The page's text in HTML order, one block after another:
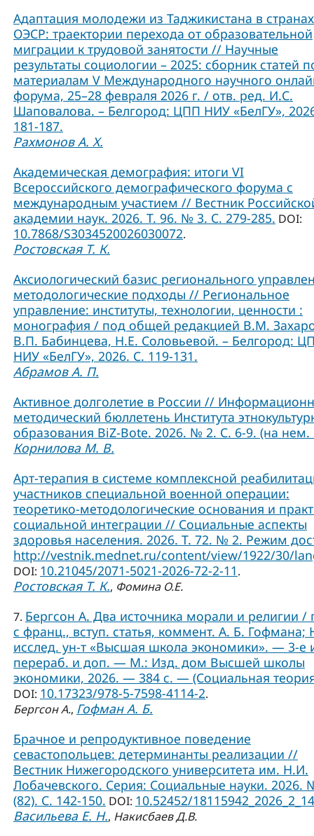
Адаптация молодежи из Таджикистана в странах
ОЭСР: траектории перехода от образовательной
миграции к трудовой занятости // Научные
результаты социологии – 2025: сборник статей
материалам V Международного научного
форума, 25–28 февраля 2026 г. / отв. ред. И.С.
Шаповалова. – Белгород: ЦПП НИУ «БелГУ»,
181-187.
Рахмонов А. Х.
Академическая демография: итоги VI
Всероссийского демографического форума с
международным участием // Вестник
академии наук. 2026. Т. 96. № 3. С. 279-285. DOI:
10.7868/S3034520026030072.
Ростовская Т. К.
Аксиологический базис регионального
методологические подходы // Региональное
управление: институты, технологии, ценности :
монография / под общей редакцией В.М.
В.П. Бабинцева, Н.Е. Соловьевой. – Белгород:
НИУ «БелГУ», 2026. С. 119-131.
Абрамов А. П.
Активное долголетие в России //
методический бюллетень Института
образования BiZ-Bote. 2026. № 2. С. 6-9. (на нем.
Корнилова М. В.
Арт-терапия в системе комплексной
участников специальной военной операции:
теоретико-методологические основания и
социальной интеграции // Социальные аспекты
здоровья населения. 2026. Т. 72. № 2. Режим
http://vestnik.mednet.ru/content/view/1922/30/
DOI: 10.21045/2071-5021-2026-72-2-11.
Ростовская Т. К., Фомина О.Е.
7. Бергсон А. Два источника морали и религии /
с франц., вступ. статья, коммент. А. Б. Гофмана;
исслед. ун-т «Высшая школа экономики». — 3-е
перераб. и доп. — М.: Изд. дом Высшей школы
экономики, 2026. — 384 с. — (Социальная
DOI: 10.17323/978-5-7598-4114-2.
Бергсон А., Гофман А. Б.
Брачное и репродуктивное поведение
севастопольцев: детерминанты реализации //
Вестник Нижегородского университета им. Н.И.
Лобачевского. Серия: Социальные науки. 2026.
(82). С. 142-150. DOI: 10.52452/
Васильева Е. Н., Накисбаев Д.В.